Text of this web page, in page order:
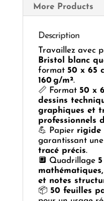
feuilles
More Products
Description
Travaillez avec
Bristol blanc
format 50 x 65
160 g/m².
📏 Format 50 x
dessins
graphiques et
professionnels
💪 Papier rigide
garantissant une
tracé précis.
🔲 Quadrillage
et notes
📦 50 feuilles